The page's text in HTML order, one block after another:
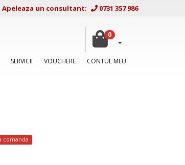
Apeleaza un consultant: 0731 357 986
0
SERVICII VOUCHERE CONTUL MEU
comanda